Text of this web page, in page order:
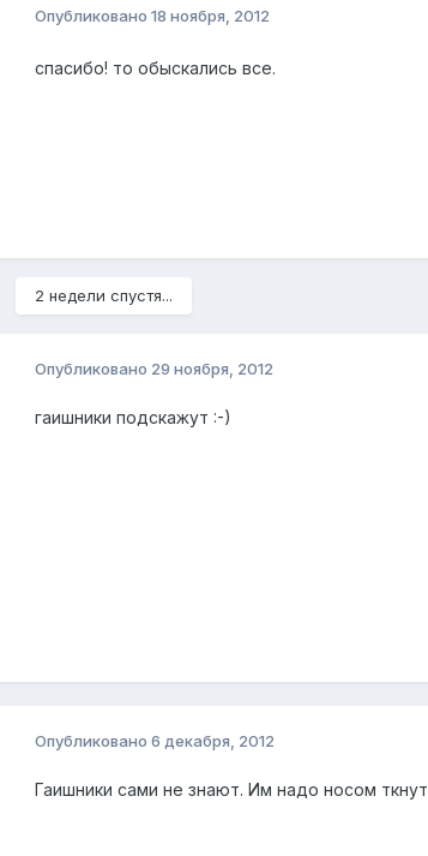
Опубликовано 18 ноября, 2012
спасибо! то обыскались все.
2 недели спустя...
Опубликовано 29 ноября, 2012
гаишники подскажут :-)
Опубликовано 6 декабря, 2012
Гаишники сами не знают. Им надо носом